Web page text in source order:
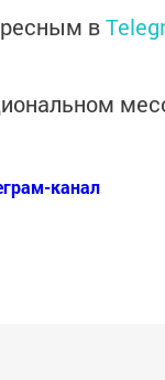
в
канал